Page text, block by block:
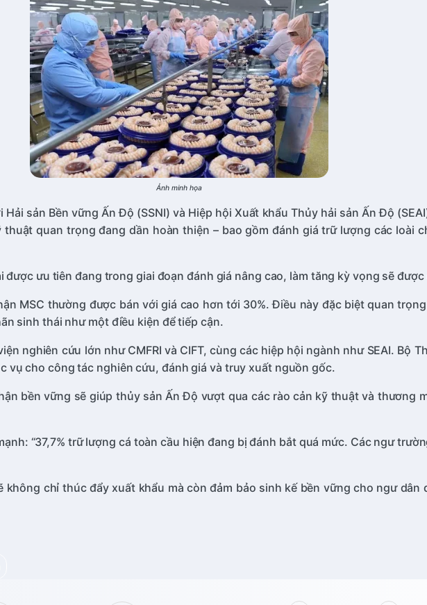
Ảnh minh họa
sản Bền vững Ấn Độ (SSNI) và Hiệp hội Xuất khẩu Thủy hải sản Ấn Độ
quan trọng đang dần hoàn thiện – bao gồm đánh giá trữ lượng các loài
được ưu tiên đang trong giai đoạn đánh giá nâng cao, làm tăng kỳ vọng sẽ
MSC thường được bán với giá cao hơn tới 30%. Điều này đặc biệt quan
sinh thái như một điều kiện để tiếp cận.
nghiên cứu lớn như CMFRI và CIFT, cùng các hiệp hội ngành như SEAI. Bộ
vụ cho công tác nghiên cứu, đánh giá và truy xuất nguồn gốc.
bền vững sẽ giúp thủy sản Ấn Độ vượt qua các rào cản kỹ thuật và thương
“37,7% trữ lượng cá toàn cầu hiện đang bị đánh bắt quá mức. Các ngư
không chỉ thúc đẩy xuất khẩu mà còn đảm bảo sinh kế bền vững cho ngư